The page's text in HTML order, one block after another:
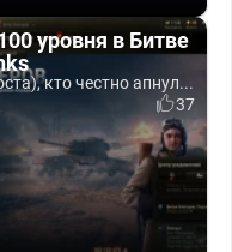
уровня в Битве
кто честно апнул...
37